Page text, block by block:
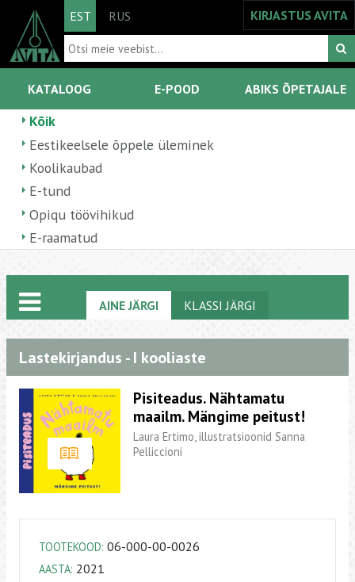
EST RUS KIRJASTUS AVITA
KATALOOG E-POOD ABIKS ÕPETAJALE
Kõik
Eestikeelsele õppele üleminek
Koolikaubad
E-tund
Opiqu töövihikud
E-raamatud
AINE JÄRGI KLASSI JÄRGI
Lastekirjandus - I kooliaste
Pisiteadus. Nähtamatu
maailm. Mängime peitust!
Laura Ertimo, illustratsioonid Sanna
Pelliccioni
TOOTEKOOD: 06-000-00-0026
AASTA: 2021